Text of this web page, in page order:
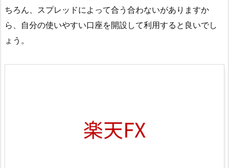
ちろん、スプレッドによって合う合わないがありますか
ら、自分の使いやすい口座を開設して利用すると良いでし
ょう。